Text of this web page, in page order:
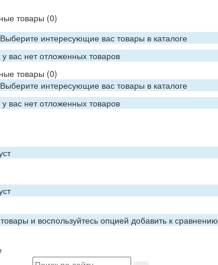
товары (0)
интересующие вас товары в каталоге
вас нет отложенных товаров
товары (0)
интересующие вас товары в каталоге
вас нет отложенных товаров
и воспользуйтесь опцией добавить к сравнению